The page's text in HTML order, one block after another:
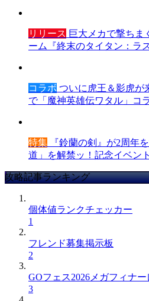
リリース 巨大メカで撃ちま
ーム『終末のタイタン：ラ
コラボ ついに虎王＆影虎が
で「魔神英雄伝ワタル」コ
特集 『鈴蘭の剣』が2周年
道」を解禁ッ！記念イベン
攻略記事ランキング
個体値ランクチェッカー
1
フレンド募集掲示板
2
GOフェス2026メガフィナ
3